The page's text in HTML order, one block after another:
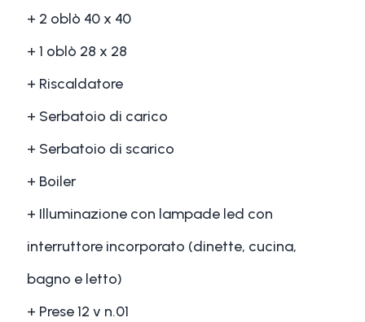
+ 2 oblò 40 x 40
+ 1 oblò 28 x 28
+ Riscaldatore
+ Serbatoio di carico
+ Serbatoio di scarico
+ Boiler
+ Illuminazione con lampade led con
interruttore incorporato (dinette, cucina,
bagno e letto)
+ Prese 12 v n.01